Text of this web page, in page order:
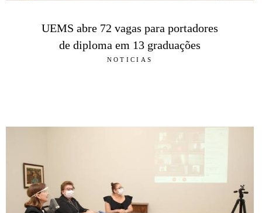
UEMS abre 72 vagas para portadores
de diploma em 13 graduações
NOTICIAS